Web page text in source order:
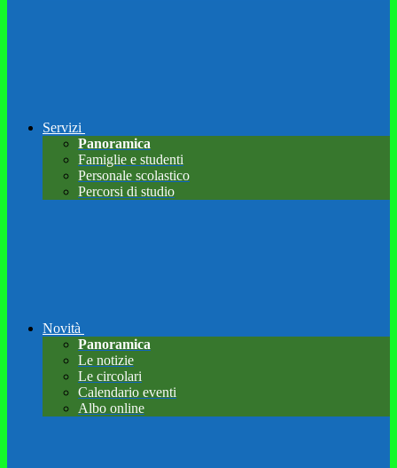
Servizi
Panoramica
Famiglie e studenti
Personale scolastico
Percorsi di studio
Novità
Panoramica
Le notizie
Le circolari
Calendario eventi
Albo online